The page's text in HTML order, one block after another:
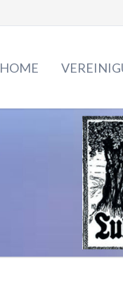
HOME
Die
Vorstand
Archiv &
Lutherrose
Nachrichten